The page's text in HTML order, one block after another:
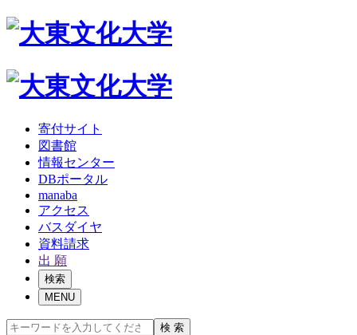
寄付サイト
図書館
情報センター
DBポータル
manaba
アクセス
バスダイヤ
資料請求
出 願
検索
MENU
検 索